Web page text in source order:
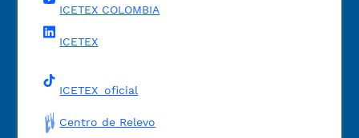
ICETEX COLOMBIA
ICETEX
ICETEX_oficial
Centro de Relevo